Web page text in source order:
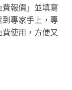
報價」並填寫
到專家手上，專
使用，方便又